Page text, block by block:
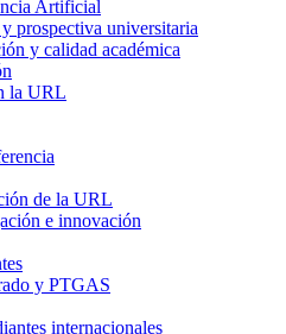
Artificial
prospectiva universitaria
y calidad académica
la URL
de la URL
e innovación
y PTGAS
internacionales